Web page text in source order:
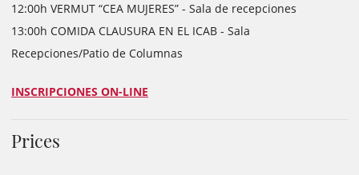
12:00h VERMUT “CEA MUJERES” - Sala de recepciones
13:00h COMIDA CLAUSURA EN EL ICAB - Sala
Recepciones/Patio de Columnas
INSCRIPCIONES ON-LINE
Prices